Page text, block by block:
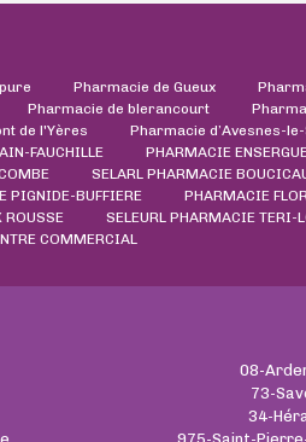
Pharmacie de Gueux
Pharmacie de blerancourt
de l'Yères
Pharmacie d’Avesnes-
FAUCHILLE
PHARMACIE
SELARL PHARMACIE
PIGNIDE-BUFFIERE
PHARMACIE
ROUSSE
SELEURL PHARMACIE TERI-
COMMERCIAL
08-
73-
34-